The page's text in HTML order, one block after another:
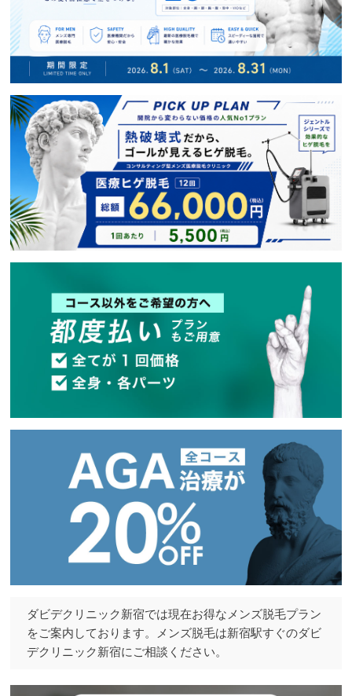
ダビデクリニック新宿では現在お得なメンズ脱毛プラン
をご案内しております。メンズ脱毛は新宿駅すぐのダビ
デクリニック新宿にご相談ください。